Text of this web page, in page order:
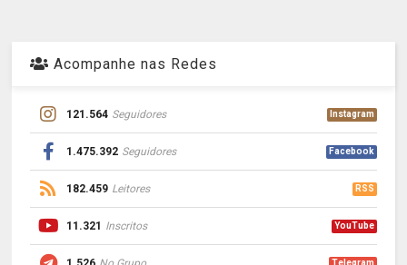
Acompanhe nas Redes
121.564 Seguidores Instagram
1.475.392 Seguidores Facebook
182.459 Leitores RSS
11.321 Inscritos YouTube
Telegram